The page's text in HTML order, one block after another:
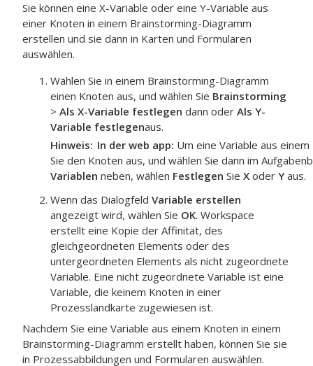
Sie können eine X-Variable oder eine Y-Variable aus
einer Knoten in einem Brainstorming-Diagramm
erstellen und sie dann in Karten und Formularen
auswählen.
Wählen Sie in einem Brainstorming-Diagramm
einen Knoten aus, und wählen Sie Brainstorming
> Als X-Variable festlegen dann oder Als Y-
Variable festlegenaus.
Hinweis In der web app: Um eine Variable aus
Sie den Knoten aus, und wählen Sie dann im
Variablen neben, wählen Festlegen Sie X oder Y aus.
Wenn das Dialogfeld Variable erstellen
angezeigt wird, wählen Sie OK. Workspace
erstellt eine Kopie der Affinität, des
gleichgeordneten Elements oder des
untergeordneten Elements als nicht zugeordnete
Variable. Eine nicht zugeordnete Variable ist eine
Variable, die keinem Knoten in einer
Prozesslandkarte zugewiesen ist.
Nachdem Sie eine Variable aus einem Knoten in einem
Brainstorming-Diagramm erstellt haben, können Sie sie
in Prozessabbildungen und Formularen auswählen.